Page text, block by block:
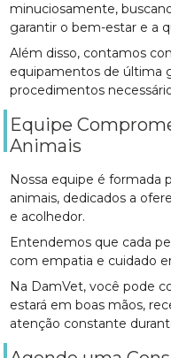
minuciosamente,
garantir o bem-estar e a
Além disso, contamos
equipamentos de última
procedimentos
Equipe
Animais
Nossa equipe é formada
animais, dedicados a
e acolhedor.
Entendemos que cada
com empatia e cuidado
Na DamVet, você pode
estará em boas mãos,
atenção constante